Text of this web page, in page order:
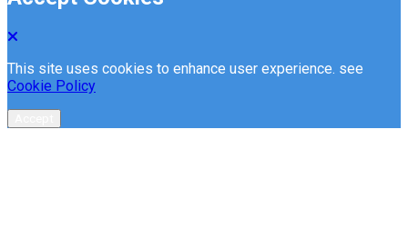
This site uses cookies to enhance user experience. see
Cookie Policy